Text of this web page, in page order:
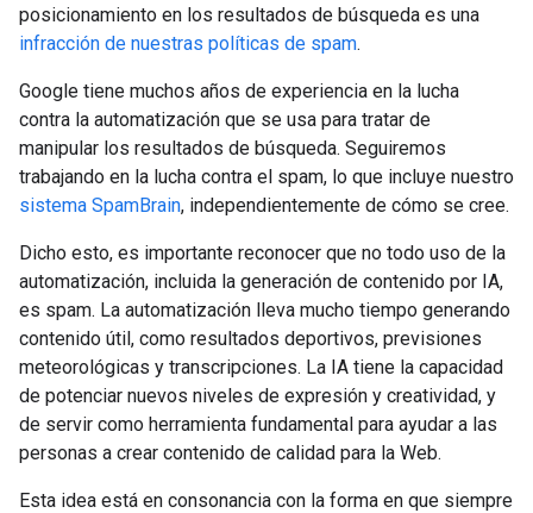
posicionamiento en los resultados de búsqueda es una
infracción de nuestras políticas de spam.
Google tiene muchos años de experiencia en la lucha
contra la automatización que se usa para tratar de
manipular los resultados de búsqueda. Seguiremos
trabajando en la lucha contra el spam, lo que incluye nuestro
sistema SpamBrain, independientemente de cómo se cree.
Dicho esto, es importante reconocer que no todo uso de la
automatización, incluida la generación de contenido por IA,
es spam. La automatización lleva mucho tiempo generando
contenido útil, como resultados deportivos, previsiones
meteorológicas y transcripciones. La IA tiene la capacidad
de potenciar nuevos niveles de expresión y creatividad, y
de servir como herramienta fundamental para ayudar a las
personas a crear contenido de calidad para la Web.
Esta idea está en consonancia con la forma en que siempre